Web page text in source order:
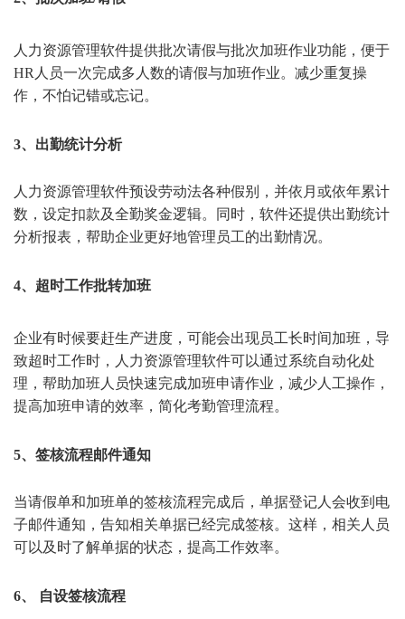
人力资源管理软件提供批次请假与批次加班作业功能，便于
HR人员一次完成多人数的请假与加班作业。减少重复操
作，不怕记错或忘记。
3、出勤统计分析
人力资源管理软件预设劳动法各种假别，并依月或依年累计
数，设定扣款及全勤奖金逻辑。同时，软件还提供出勤统计
分析报表，帮助企业更好地管理员工的出勤情况。
4、超时工作批转加班
企业有时候要赶生产进度，可能会出现员工长时间加班，导
致超时工作时，人力资源管理软件可以通过系统自动化处
理，帮助加班人员快速完成加班申请作业，减少人工操作，
提高加班申请的效率，简化考勤管理流程。
5、签核流程邮件通知
当请假单和加班单的签核流程完成后，单据登记人会收到电
子邮件通知，告知相关单据已经完成签核。这样，相关人员
可以及时了解单据的状态，提高工作效率。
6、 自设签核流程